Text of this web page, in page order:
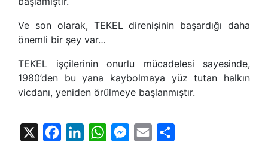
Ve son olarak, TEKEL direnişinin başardığı daha
önemli bir şey var…
TEKEL işçilerinin onurlu mücadelesi sayesinde,
1980’den bu yana kaybolmaya yüz tutan halkın
vicdanı, yeniden örülmeye başlanmıştır.
FacebookLinkedInWhatsAppMessenger
Email